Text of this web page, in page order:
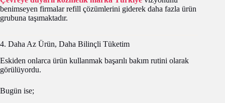
benimseyen firmalar refill çözümlerini giderek daha fazla ürün
grubuna taşımaktadır.
4. Daha Az Ürün, Daha Bilinçli Tüketim
Eskiden onlarca ürün kullanmak başarılı bakım rutini olarak
görülüyordu.
Bugün ise;